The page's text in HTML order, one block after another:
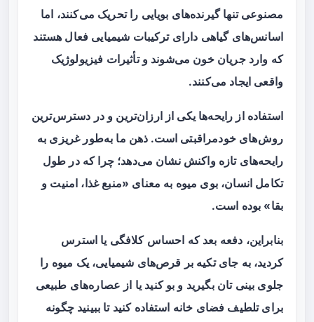
مصنوعی تنها گیرنده‌های بویایی را تحریک می‌کنند، اما
اسانس‌های گیاهی دارای ترکیبات شیمیایی فعال هستند
که وارد جریان خون می‌شوند و تأثیرات فیزیولوژیک
واقعی ایجاد می‌کنند.
استفاده از رایحه‌ها یکی از ارزان‌ترین و در دسترس‌ترین
روش‌های خودمراقبتی است. ذهن ما به‌طور غریزی به
رایحه‌های تازه واکنش نشان می‌دهد؛ چرا که در طول
تکامل انسان، بوی میوه به معنای «منبع غذا، امنیت و
بقا» بوده است.
بنابراین، دفعه بعد که احساس کلافگی یا استرس
کردید، به جای تکیه بر قرص‌های شیمیایی، یک میوه را
جلوی بینی تان بگیرید و بو کنید یا از عصاره‌های طبیعی
برای تلطیف فضای خانه استفاده کنید تا ببینید چگونه